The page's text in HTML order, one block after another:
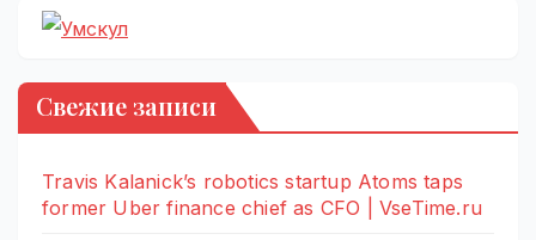
Свежие записи
Travis Kalanick’s robotics startup Atoms taps
former Uber finance chief as CFO | VseTime.ru